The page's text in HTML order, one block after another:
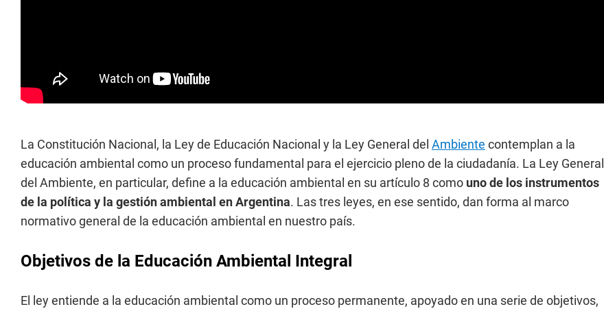
La Constitución Nacional, la Ley de Educación Nacional y la Ley General del Ambiente contemplan a la
educación ambiental como un proceso fundamental para el ejercicio pleno de la ciudadanía. La Ley General
del Ambiente, en particular, define a la educación ambiental en su artículo 8 como uno de los instrumentos
de la política y la gestión ambiental en Argentina. Las tres leyes, en ese sentido, dan forma al marco
normativo general de la educación ambiental en nuestro país.
Objetivos de la Educación Ambiental Integral
El ley entiende a la educación ambiental como un proceso permanente, apoyado en una serie de objetivos,